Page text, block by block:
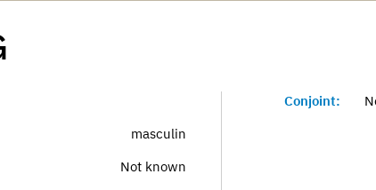
masculin
Not known
Conjoint: